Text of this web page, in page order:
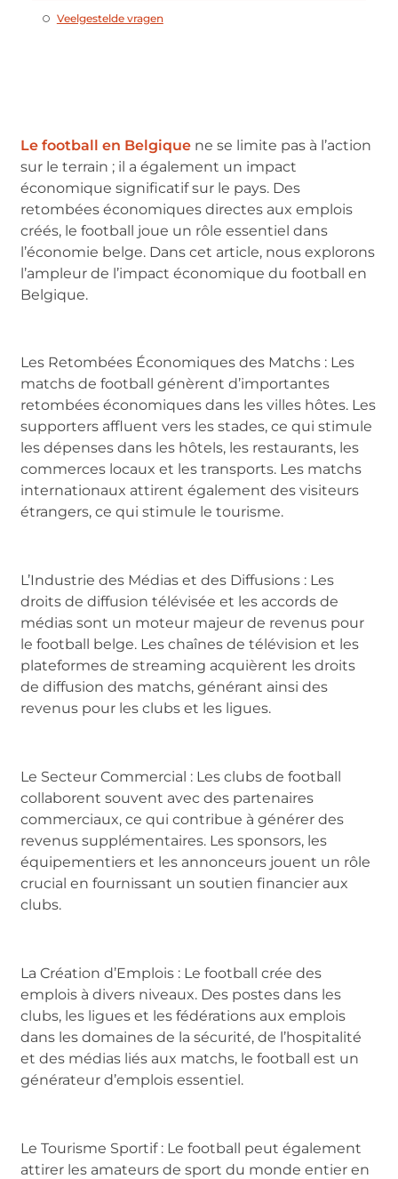
Veelgestelde vragen
Le football en Belgique ne se limite pas à l’action
sur le terrain ; il a également un impact
économique significatif sur le pays. Des
retombées économiques directes aux emplois
créés, le football joue un rôle essentiel dans
l’économie belge. Dans cet article, nous explorons
l’ampleur de l’impact économique du football en
Belgique.
Les Retombées Économiques des Matchs : Les
matchs de football génèrent d’importantes
retombées économiques dans les villes hôtes. Les
supporters affluent vers les stades, ce qui stimule
les dépenses dans les hôtels, les restaurants, les
commerces locaux et les transports. Les matchs
internationaux attirent également des visiteurs
étrangers, ce qui stimule le tourisme.
L’Industrie des Médias et des Diffusions : Les
droits de diffusion télévisée et les accords de
médias sont un moteur majeur de revenus pour
le football belge. Les chaînes de télévision et les
plateformes de streaming acquièrent les droits
de diffusion des matchs, générant ainsi des
revenus pour les clubs et les ligues.
Le Secteur Commercial : Les clubs de football
collaborent souvent avec des partenaires
commerciaux, ce qui contribue à générer des
revenus supplémentaires. Les sponsors, les
équipementiers et les annonceurs jouent un rôle
crucial en fournissant un soutien financier aux
clubs.
La Création d’Emplois : Le football crée des
emplois à divers niveaux. Des postes dans les
clubs, les ligues et les fédérations aux emplois
dans les domaines de la sécurité, de l’hospitalité
et des médias liés aux matchs, le football est un
générateur d’emplois essentiel.
Le Tourisme Sportif : Le football peut également
attirer les amateurs de sport du monde entier en